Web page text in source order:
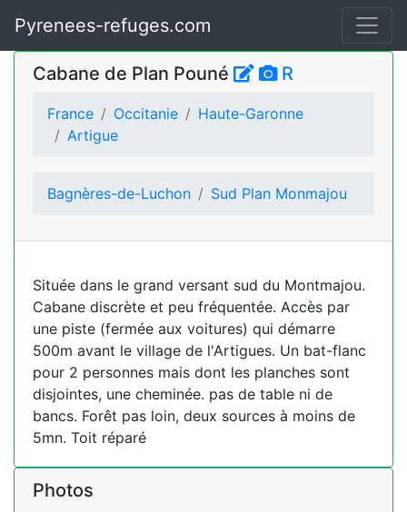
Pyrenees-refuges.com
Cabane de Plan Pouné R
France Occitanie
Haute-Garonne
Artigue
Bagnères-de-Luchon Sud Plan Monmajou
Située dans le grand versant sud du Montmajou.
Cabane discrète et peu fréquentée. Accès par
une piste (fermée aux voitures) qui démarre
500m avant le village de l'Artigues. Un bat-flanc
pour 2 personnes mais dont les planches sont
disjointes, une cheminée. pas de table ni de
bancs. Forêt pas loin, deux sources à moins de
5mn. Toit réparé
Photos